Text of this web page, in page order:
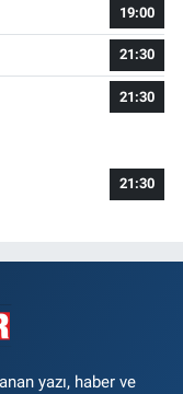
19:00
21:30
21:30
21:30
yazı, haber ve